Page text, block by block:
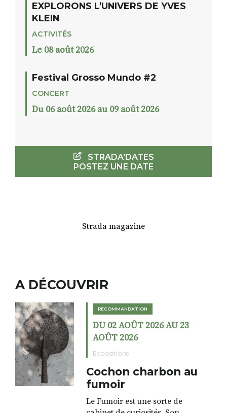
EXPLORONS L’UNIVERS DE YVES
KLEIN
ACTIVITÉS
Le 08 août 2026
Festival Grosso Mundo #2
CONCERT
Du 06 août 2026 au 09 août 2026
STRADA'DATES
POSTEZ UNE DATE
Strada magazine
A DÉCOUVRIR
RECOMMANDATION
DU 07 AOÛT 2026 AU 09
AOÛT 2026
Activités
AQUARELLE EN
PLEINE NATURE : 3
jours de création
autour de Saint-